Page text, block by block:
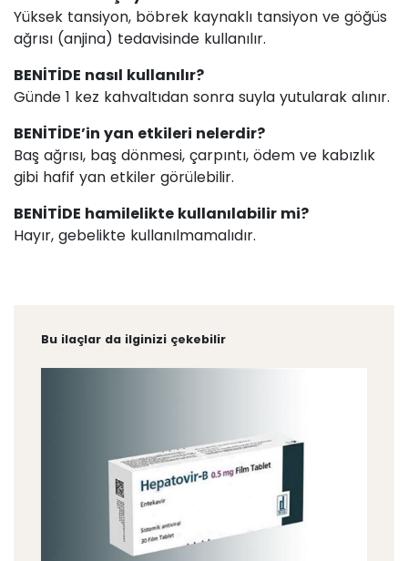
Yüksek tansiyon, böbrek kaynaklı tansiyon ve göğüs
ağrısı (anjina) tedavisinde kullanılır.
BENİTİDE nasıl kullanılır?
Günde 1 kez kahvaltıdan sonra suyla yutularak alınır.
BENİTİDE’in yan etkileri nelerdir?
Baş ağrısı, baş dönmesi, çarpıntı, ödem ve kabızlık
gibi hafif yan etkiler görülebilir.
BENİTİDE hamilelikte kullanılabilir mi?
Hayır, gebelikte kullanılmamalıdır.
Bu ilaçlar da ilginizi çekebilir